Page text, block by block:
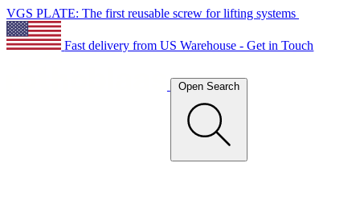
VGS PLATE: The first reusable screw for lifting systems
Fast delivery from US Warehouse - Get in Touch
Open Search